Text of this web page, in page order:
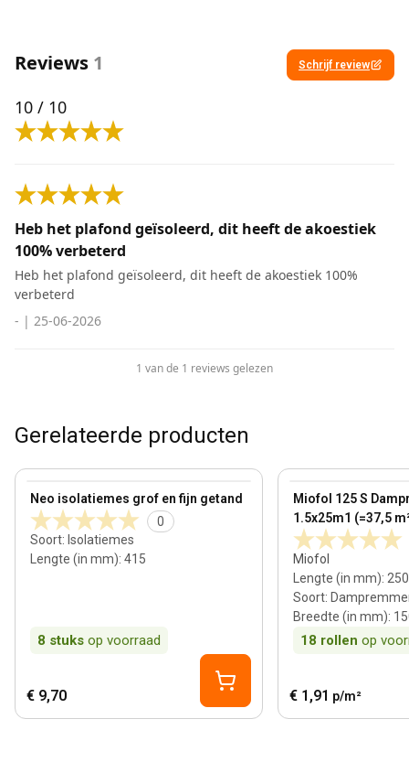
Reviews 1 Schrijf review
10 / 10
Heb het plafond geïsoleerd, dit heeft de akoestiek
100% verbeterd
Heb het plafond geïsoleerd, dit heeft de akoestiek 100%
verbeterd
- | 25-06-2026
1 van de 1 reviews gelezen
Gerelateerde producten
Neo isolatiemes grof en fijn getand
0
Soort: Isolatiemes
Lengte (in mm): 415
8 stuks op voorraad
View product
€ 9,70
Miofol 125 S
1.5x25m1 (=37,5
Miofol
Lengte (in mm):
Soort:
Breedte (in mm):
18 rollen op
View product
€ 1,91 p/m²